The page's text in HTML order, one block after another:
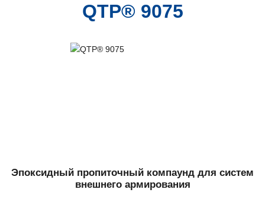
QTP® 9075
Эпоксидный пропиточный компаунд для систем
внешнего армирования